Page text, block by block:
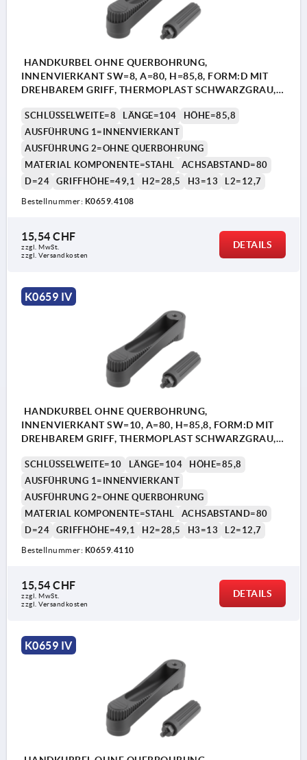
versetzt
HANDKURBEL OHNE QUERBOHRUNG,
INNENVIERKANT SW=8, A=80, H=85,8, FORM:D MIT
DREHBAREM GRIFF, THERMOPLAST SCHWARZGRAU,
SCHLÜSSELWEITE=8 LÄNGE=104
HÖHE=85,8
AUSFÜHRUNG 1=INNENVIERKANT
AUSFÜHRUNG 2=OHNE QUERBOHRUNG
MATERIAL KOMPONENTE=STAHL
ACHSABSTAND=80
D=24
GRIFFHÖHE=49,1 H2=28,5 H3=13 L2=12,7
Bestellnummer: K0659.4108
15,54 CHF
zzgl. MwSt.
zzgl. Versandkosten
DETAILS
K0659 IV
HANDKURBEL OHNE QUERBOHRUNG,
INNENVIERKANT SW=10, A=80, H=85,8, FORM:D MIT
DREHBAREM GRIFF, THERMOPLAST SCHWARZGRAU,
SCHLÜSSELWEITE=10 LÄNGE=104
HÖHE=85,8
AUSFÜHRUNG 1=INNENVIERKANT
AUSFÜHRUNG 2=OHNE QUERBOHRUNG
MATERIAL KOMPONENTE=STAHL
ACHSABSTAND=80
D=24
GRIFFHÖHE=49,1 H2=28,5 H3=13 L2=12,7
Bestellnummer: K0659.4110
15,54 CHF
zzgl. MwSt.
zzgl. Versandkosten
DETAILS
K0659 IV